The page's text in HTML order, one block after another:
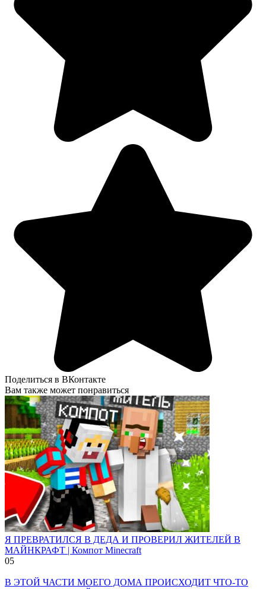
Поделиться в ВКонтакте
Вам также может понравиться
Я ПРЕВРАТИЛСЯ В ДЕДА И ПРОВЕРИЛ ЖИТЕЛЕЙ В
МАЙНКРАФТ | Компот Minecraft
05
В ЭТОЙ ЧАСТИ МОЕГО ДОМА ПРОИСХОДИТ ЧТО-ТО